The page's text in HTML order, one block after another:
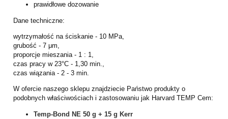
prawidłowe dozowanie
Dane techniczne:
wytrzymałość na ściskanie - 10 MPa,
grubość - 7 μm,
proporcje mieszania - 1 : 1,
czas pracy w 23°C - 1,30 min.,
czas wiązania - 2 - 3 min.
W ofercie naszego sklepu znajdziecie Państwo produkty o
podobnych właściwościach i zastosowaniu jak Harvard TEMP Cem:
Temp-Bond NE 50 g + 15 g Kerr